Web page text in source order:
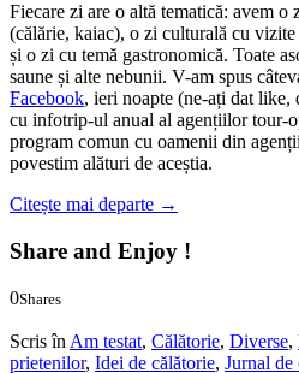
Fiecare zi are o altă tematică: avem
(călărie, kaiac), o zi culturală cu
și o zi cu temă gastronomică. Toate
saune și alte nebunii. V-am spus
Facebook, ieri noapte (ne-ați dat like,
cu infotrip-ul anual al agențiilor tour-
program comun cu oamenii din
povestim alături de aceștia.
Citește mai departe →
Share and Enjoy !
0Shares
Scris în Am testat, Călătorie, Diverse,
prietenilor, Idei de călătorie, Jurnal de